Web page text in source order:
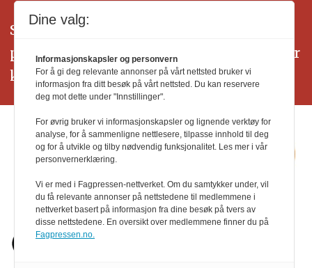
SALG24 arbeider etter Vær Varsom-
plakatens regler for god presseskikk. Her
kan du lese mer omPFUsarbeid.
Dine valg:
Informasjonskapsler og personvern
For å gi deg relevante annonser på vårt nettsted bruker vi
informasjon fra ditt besøk på vårt nettsted. Du kan reservere
deg mot dette under "Innstillinger".
For øvrig bruker vi informasjonskapsler og lignende verktøy for
analyse, for å sammenligne nettlesere, tilpasse innhold til deg
og for å utvikle og tilby nødvendig funksjonalitet. Les mer i vår
personvernerklæring.
Vi er med i Fagpressen-nettverket. Om du samtykker under, vil
du få relevante annonser på nettstedene til medlemmene i
nettverket basert på informasjon fra dine besøk på tvers av
disse nettstedene. En oversikt over medlemmene finner du på
Fagpressen.no.